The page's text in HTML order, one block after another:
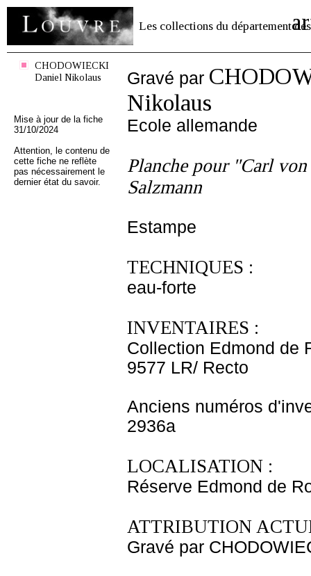
Les collections du département des
CHODOWIECKI
Daniel Nikolaus
Mise à jour de la fiche
31/10/2024
Attention, le contenu de
cette fiche ne reflète
pas nécessairement le
dernier état du savoir.
Gravé par
Nikolaus
Ecole allemande
Planche pour "Carl
Salzmann
Estampe
TECHNIQUES :
eau-forte
INVENTAIRES :
Collection Edmond de
9577 LR/ Recto
Anciens numéros
2936a
LOCALISATION :
Réserve Edmond de
ATTRIBUTION
Gravé par